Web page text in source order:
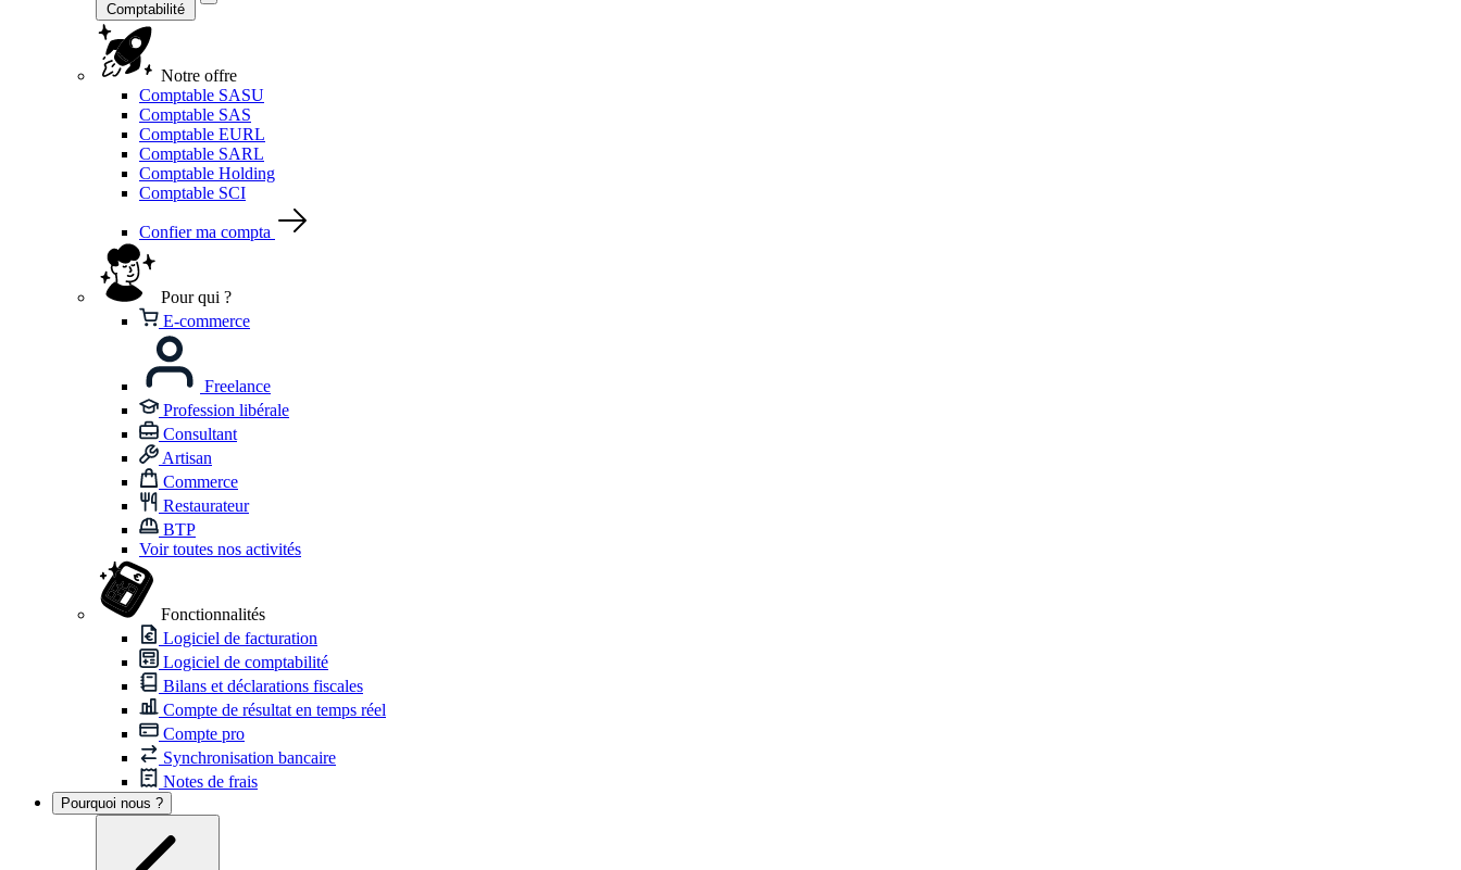
Comptabilité
Notre offre
Comptable SASU
Comptable SAS
Comptable EURL
Comptable SARL
Comptable Holding
Comptable SCI
Confier ma compta
Pour qui ?
E-commerce
Freelance
Profession libérale
Consultant
Artisan
Commerce
Restaurateur
BTP
Voir toutes nos activités
Fonctionnalités
Logiciel de facturation
Logiciel de comptabilité
Bilans et déclarations fiscales
Compte de résultat en temps réel
Compte pro
Synchronisation bancaire
Notes de frais
Pourquoi nous ?